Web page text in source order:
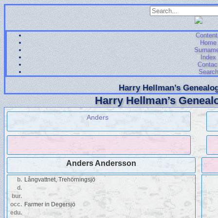
Home
Index
Search
Harry Hellman’s
Harry Hellman’s
Anders
Anders Andersson
b.
Långvattnet, Trehörningsjö
d.
bur.
occ. Farmer in Degersjö
edu.